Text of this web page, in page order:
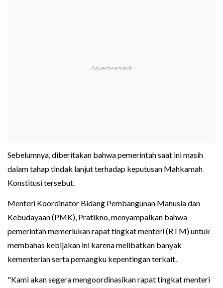
Sebelumnya, diberitakan bahwa pemerintah saat ini masih
dalam tahap tindak lanjut terhadap keputusan Mahkamah
Konstitusi tersebut.
Menteri Koordinator Bidang Pembangunan Manusia dan
Kebudayaan (PMK), Pratikno, menyampaikan bahwa
pemerintah memerlukan rapat tingkat menteri (RTM) untuk
membahas kebijakan ini karena melibatkan banyak
kementerian serta pemangku kepentingan terkait.
"Kami akan segera mengoordinasikan rapat tingkat menteri